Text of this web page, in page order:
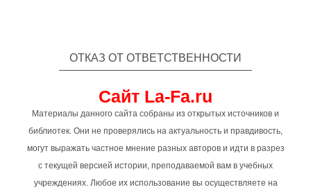
ОТКАЗ ОТ ОТВЕТСТВЕННОСТИ
Сайт La-Fa.ru
Материалы данного сайта собраны из открытых источников и
библиотек. Они не проверялись на актуальность и правдивость,
могут выражать частное мнение разных авторов и идти в разрез
с текущей версией истории, преподаваемой вам в учебных
учреждениях. Любое их использование вы осуществляете на